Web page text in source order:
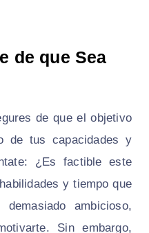
de que Sea
de que el objetivo
de tus capacidades y
¿Es factible este
y tiempo que
ambicioso,
Sin embargo,